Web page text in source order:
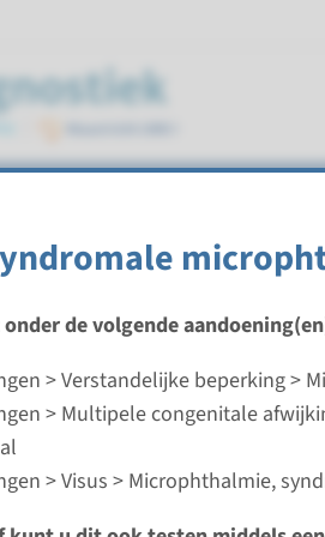
de volgende
> Verstandelijke beperking >
> Multipele congenitale
> Visus > Microphthalmie,
microphthalmie type
8 weken / Gerichte analyse:
laboratorium